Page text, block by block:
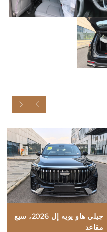
جيلي هاو يويه إل 2026، سبع
مقاعد